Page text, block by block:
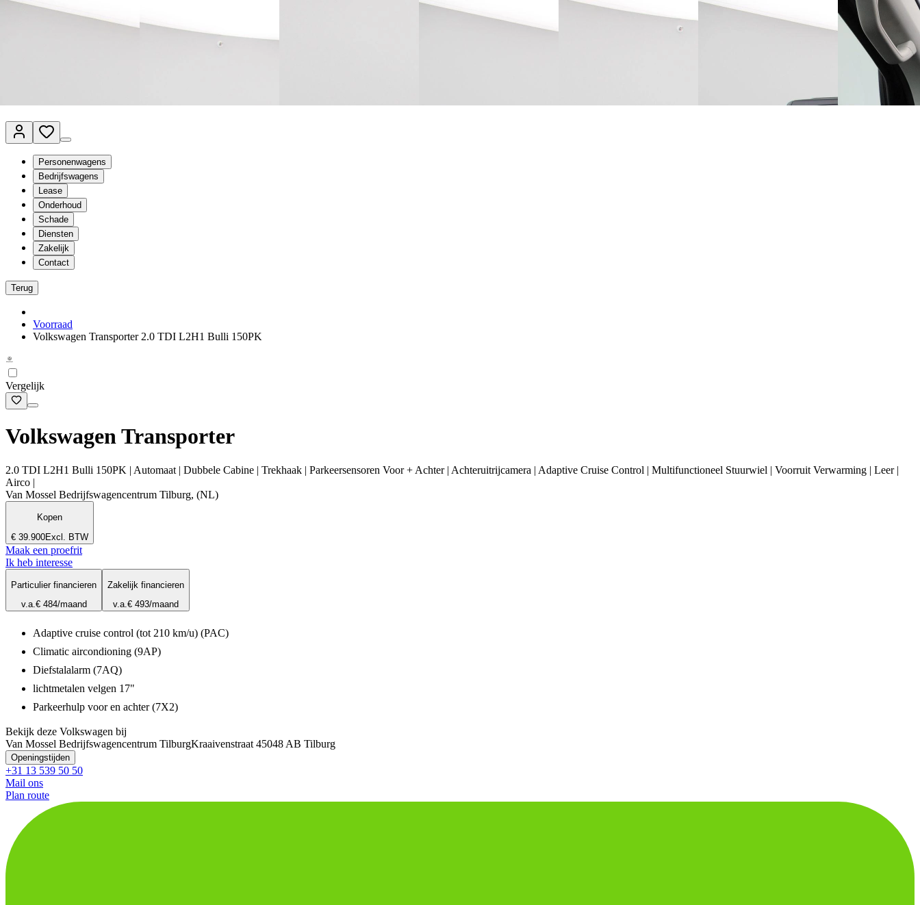
Van Mossel Automotive Group
Personenwagens
Bedrijfswagens
Lease
Onderhoud
Schade
Diensten
Zakelijk
Contact
Terug
Voorraad
Volkswagen Transporter 2.0 TDI L2H1 Bulli 150PK
Vergelijk
Volkswagen Transporter
2.0 TDI L2H1 Bulli 150PK | Automaat | Dubbele Cabine | Trekhaak | Parkeersensoren Voor + Achter | Achteruitrijcamera | Adaptive Cruise Control | Multifunctioneel Stuurwiel | Voorruit Verwarming | Leer |
Airco |
Van Mossel Bedrijfswagencentrum Tilburg, (NL)
Kopen
€ 39.900Excl. BTW
Maak een proefrit
Ik heb interesse
Particulier financieren
v.a.€ 484/maand
Zakelijk financieren
v.a.€ 493/maand
Adaptive cruise control (tot 210 km/u) (PAC)
Climatic aircondioning (9AP)
Diefstalalarm (7AQ)
lichtmetalen velgen 17"
Parkeerhulp voor en achter (7X2)
Bekijk deze Volkswagen bij
Van Mossel Bedrijfswagencentrum TilburgKraaivenstraat 45048 AB Tilburg
Openingstijden
+31 13 539 50 50
Mail ons
Plan route